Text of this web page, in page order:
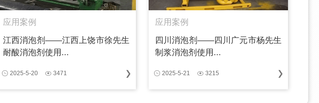
应用案例
江西消泡剂——江西上饶市徐先生
耐酸消泡剂使用...
2025-5-20 3471
应用案例
四川消泡剂——四川广元市杨先生
制浆消泡剂使用...
2025-5-21 3215